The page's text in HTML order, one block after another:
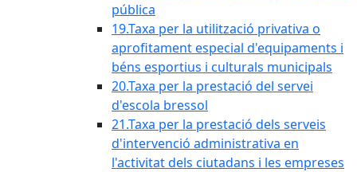
pública
19.Taxa per la utilització privativa o
aprofitament especial d'equipaments i
béns esportius i culturals municipals
20.Taxa per la prestació del servei
d'escola bressol
21.Taxa per la prestació dels serveis
d'intervenció administrativa en
l'activitat dels ciutadans i les empreses